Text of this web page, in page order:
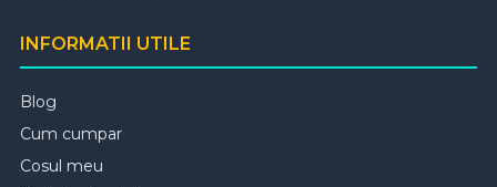
INFORMATII UTILE
Blog
Cum cumpar
Cosul meu